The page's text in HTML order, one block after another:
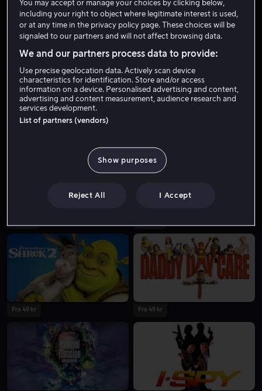
Fra 49 kr Fra 49 kr
You may accept or manage your choices by clicking below,
including your right to object where legitimate interest is used,
or at any time in the privacy policy page. These choices will be
signaled to our partners and will not affect browsing data.
We and our partners process data to provide:
Use precise geolocation data. Actively scan device
characteristics for identification. Store and/or access
information on a device. Personalised advertising and content,
advertising and content measurement, audience research and
services development.
List of partners (vendors)
Show purposes
Reject All I Accept